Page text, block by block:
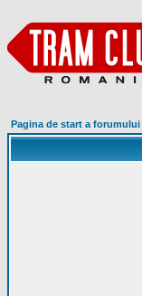
Pagina de start a forumului